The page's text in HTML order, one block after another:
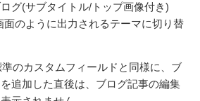
グ(サブタイトル/トップ画像付き)
面のように出力されるテーマに切り替
のカスタムフィールドと同様に、ブ
追加した直後は、ブログ記事の編集